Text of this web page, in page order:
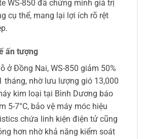
WS-850 đã chứng minh giá trị
cụ thể, mang lại lợi ích rõ rệt
ấn tượng
ở Đồng Nai, WS-850 giảm 50%
tháng, nhờ lưu lượng gió 13,000
kim loại tại Bình Dương báo
5-7°C, bảo vệ máy móc hiệu
chứa linh kiện điện tử cũng
hơn nhờ khả năng kiểm soát